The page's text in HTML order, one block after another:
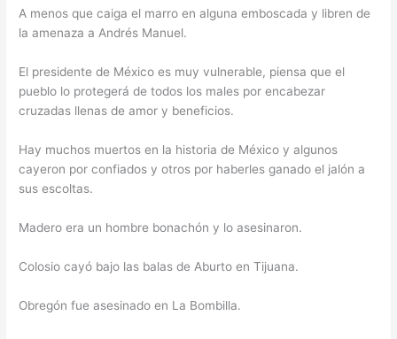
A menos que caiga el marro en alguna emboscada y libren de
la amenaza a Andrés Manuel.
El presidente de México es muy vulnerable, piensa que el
pueblo lo protegerá de todos los males por encabezar
cruzadas llenas de amor y beneficios.
Hay muchos muertos en la historia de México y algunos
cayeron por confiados y otros por haberles ganado el jalón a
sus escoltas.
Madero era un hombre bonachón y lo asesinaron.
Colosio cayó bajo las balas de Aburto en Tijuana.
Obregón fue asesinado en La Bombilla.